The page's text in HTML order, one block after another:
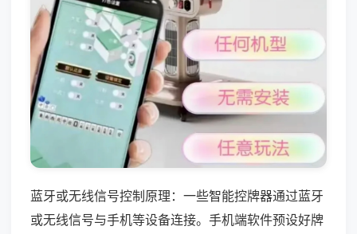
蓝牙或无线信号控制原理：一些智能控牌器通过蓝牙
或无线信号与手机等设备连接。手机端软件预设好牌